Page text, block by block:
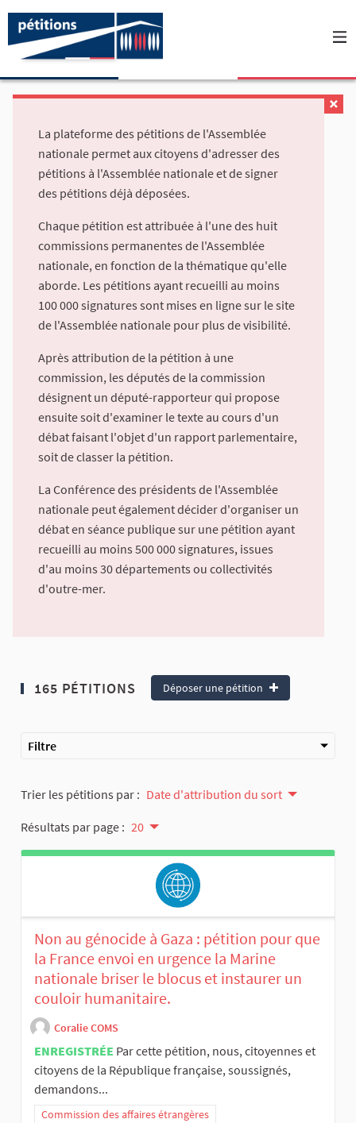
La plateforme des pétitions de l'Assemblée
nationale permet aux citoyens d'adresser des
pétitions à l'Assemblée nationale et de signer
des pétitions déjà déposées.
Chaque pétition est attribuée à l'une des huit
commissions permanentes de l'Assemblée
nationale, en fonction de la thématique qu'elle
aborde. Les pétitions ayant recueilli au moins
100 000 signatures sont mises en ligne sur le site
de l'Assemblée nationale pour plus de visibilité.
Après attribution de la pétition à une
commission, les députés de la commission
désignent un député-rapporteur qui propose
ensuite soit d'examiner le texte au cours d'un
débat faisant l'objet d'un rapport parlementaire,
soit de classer la pétition.
La Conférence des présidents de l'Assemblée
nationale peut également décider d'organiser un
débat en séance publique sur une pétition ayant
recueilli au moins 500 000 signatures, issues
d'au moins 30 départements ou collectivités
d'outre-mer.
165 PÉTITIONS Déposer une pétition
Filtre
Trier les pétitions par : Date d'attribution du sort
Résultats par page : 20
Non au génocide à Gaza : pétition pour que
la France envoi en urgence la Marine
nationale briser le blocus et instaurer un
couloir humanitaire.
Coralie COMS
ENREGISTRÉE Par cette pétition, nous, citoyennes et
citoyens de la République française, soussignés,
demandons...
Commission des affaires étrangères